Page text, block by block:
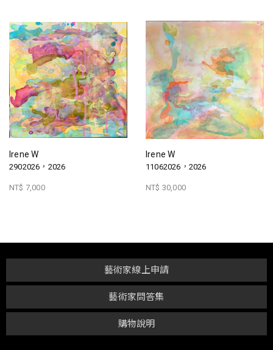
Irene W
2902026，2026
NT$ 7,000
Irene W
11062026，2026
NT$ 30,000
購物說明
藝術家問答集
藝術家線上申請